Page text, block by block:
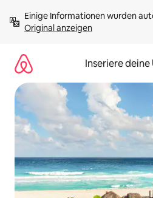
Inhalten
springenOriginal anzeigen
Inseriere